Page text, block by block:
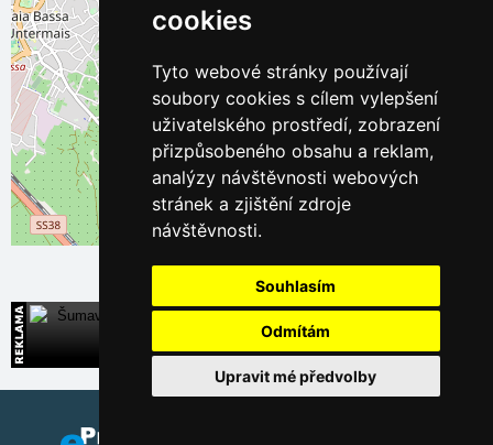
cookies
Tyto webové stránky používají
soubory cookies s cílem vylepšení
uživatelského prostředí, zobrazení
přizpůsobeného obsahu a reklam,
analýzy návštěvnosti webových
stránek a zjištění zdroje
návštěvnosti.
Souhlasím
Odmítám
Upravit mé předvolby
Šumava